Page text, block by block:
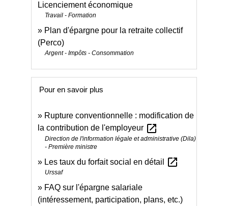
Licenciement économique
Travail - Formation
Plan d'épargne pour la retraite collectif
(Perco)
Argent - Impôts - Consommation
Pour en savoir plus
Rupture conventionnelle : modification de
la contribution de l'employeur open_in_new
Direction de l'information légale et administrative (Dila)
- Première ministre
Les taux du forfait social en détail open_in_new
Urssaf
FAQ sur l'épargne salariale
(intéressement, participation, plans, etc.)